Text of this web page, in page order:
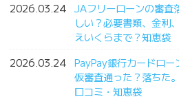
2026.03.24 JAフリーローンの審査
しい？必要書類、金利
えいくらまで？知恵袋
2026.03.24 PayPay銀行カードロー
仮審査通った？落ちた
口コミ・知恵袋